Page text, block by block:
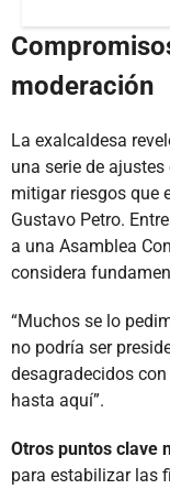
moderación
La exalcaldesa
una serie de
mitigar riesgos que
Gustavo Petro.
a una Asamblea
considera
“Muchos se lo
no podría ser
desagradecidos
hasta aquí”.
Otros puntos clave
para estabilizar las